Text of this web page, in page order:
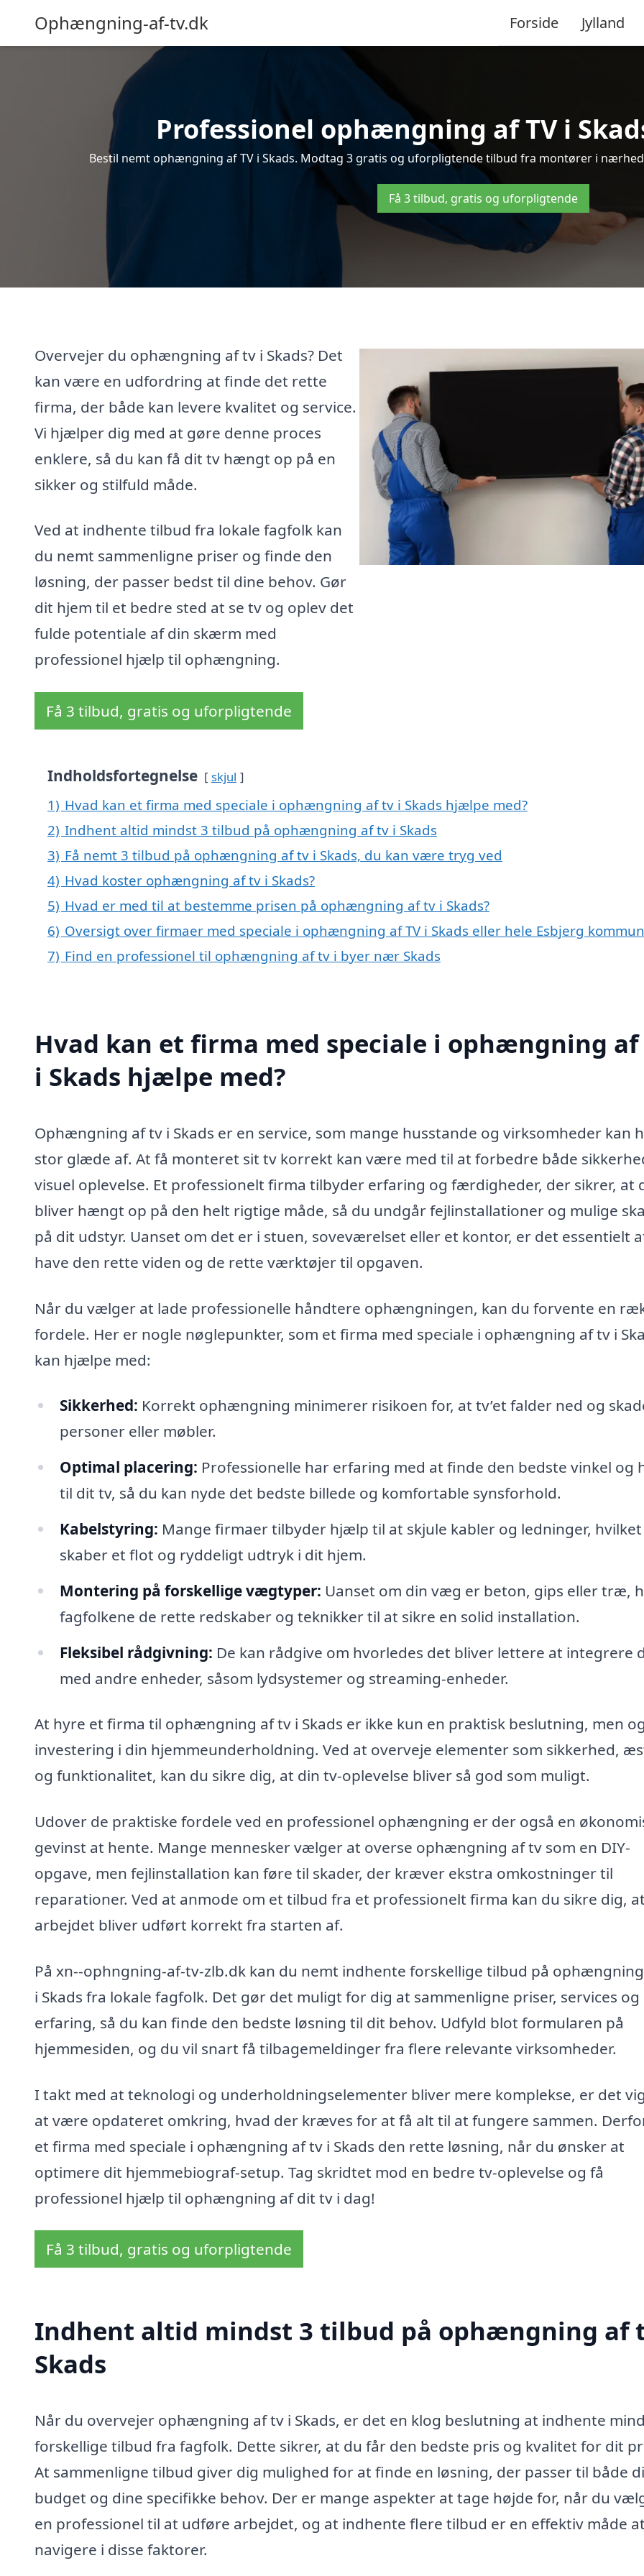
Ophængning-af-tv.dk Forside Jylland
Professionel ophængning af TV i
Bestil nemt ophængning af TV i Skads. Modtag 3 gratis og uforpligtende tilbud fra montører i
Få 3 tilbud, gratis og uforpligtende
Overvejer du ophængning af tv i Skads? Det
kan være en udfordring at finde det rette
firma, der både kan levere kvalitet og service.
Vi hjælper dig med at gøre denne proces
enklere, så du kan få dit tv hængt op på en
sikker og stilfuld måde.
Ved at indhente tilbud fra lokale fagfolk kan
du nemt sammenligne priser og finde den
løsning, der passer bedst til dine behov. Gør
dit hjem til et bedre sted at se tv og oplev det
fulde potentiale af din skærm med
professionel hjælp til ophængning.
Få 3 tilbud, gratis og uforpligtende
Indholdsfortegnelse skjul
1) Hvad kan et firma med speciale i ophængning af tv i Skads hjælpe med?
2) Indhent altid mindst 3 tilbud på ophængning af tv i Skads
3) Få nemt 3 tilbud på ophængning af tv i Skads, du kan være tryg ved
4) Hvad koster ophængning af tv i Skads?
5) Hvad er med til at bestemme prisen på ophængning af tv i Skads?
6) Oversigt over firmaer med speciale i ophængning af TV i Skads eller hele Esbjerg
7) Find en professionel til ophængning af tv i byer nær Skads
Hvad kan et firma med speciale i ophængning
i Skads hjælpe med?
Ophængning af tv i Skads er en service, som mange husstande og virksomheder kan
stor glæde af. At få monteret sit tv korrekt kan være med til at forbedre både
visuel oplevelse. Et professionelt firma tilbyder erfaring og færdigheder, der sikrer, at
bliver hængt op på den helt rigtige måde, så du undgår fejlinstallationer og mulige
på dit udstyr. Uanset om det er i stuen, soveværelset eller et kontor, er det essentielt
have den rette viden og de rette værktøjer til opgaven.
Når du vælger at lade professionelle håndtere ophængningen, kan du forvente en
fordele. Her er nogle nøglepunkter, som et firma med speciale i ophængning af tv i
kan hjælpe med:
Sikkerhed: Korrekt ophængning minimerer risikoen for, at tv’et falder ned og
personer eller møbler.
Optimal placering: Professionelle har erfaring med at finde den bedste vinkel og
til dit tv, så du kan nyde det bedste billede og komfortable synsforhold.
Kabelstyring: Mange firmaer tilbyder hjælp til at skjule kabler og ledninger, hvilket
skaber et flot og ryddeligt udtryk i dit hjem.
Montering på forskellige vægtyper: Uanset om din væg er beton, gips eller træ,
fagfolkene de rette redskaber og teknikker til at sikre en solid installation.
Fleksibel rådgivning: De kan rådgive om hvorledes det bliver lettere at integrere
med andre enheder, såsom lydsystemer og streaming-enheder.
At hyre et firma til ophængning af tv i Skads er ikke kun en praktisk beslutning, men
investering i din hjemmeunderholdning. Ved at overveje elementer som sikkerhed,
og funktionalitet, kan du sikre dig, at din tv-oplevelse bliver så god som muligt.
Udover de praktiske fordele ved en professionel ophængning er der også en
gevinst at hente. Mange mennesker vælger at overse ophængning af tv som en DIY-
opgave, men fejlinstallation kan føre til skader, der kræver ekstra omkostninger til
reparationer. Ved at anmode om et tilbud fra et professionelt firma kan du sikre dig,
arbejdet bliver udført korrekt fra starten af.
På xn--ophngning-af-tv-zlb.dk kan du nemt indhente forskellige tilbud på
i Skads fra lokale fagfolk. Det gør det muligt for dig at sammenligne priser, services og
erfaring, så du kan finde den bedste løsning til dit behov. Udfyld blot formularen på
hjemmesiden, og du vil snart få tilbagemeldinger fra flere relevante virksomheder.
I takt med at teknologi og underholdningselementer bliver mere komplekse, er det
at være opdateret omkring, hvad der kræves for at få alt til at fungere sammen.
et firma med speciale i ophængning af tv i Skads den rette løsning, når du ønsker at
optimere dit hjemmebiograf-setup. Tag skridtet mod en bedre tv-oplevelse og få
professionel hjælp til ophængning af dit tv i dag!
Få 3 tilbud, gratis og uforpligtende
Indhent altid mindst 3 tilbud på ophængning af
Skads
Når du overvejer ophængning af tv i Skads, er det en klog beslutning at indhente
forskellige tilbud fra fagfolk. Dette sikrer, at du får den bedste pris og kvalitet for dit
At sammenligne tilbud giver dig mulighed for at finde en løsning, der passer til både
budget og dine specifikke behov. Der er mange aspekter at tage højde for, når du
en professionel til at udføre arbejdet, og at indhente flere tilbud er en effektiv måde
navigere i disse faktorer.